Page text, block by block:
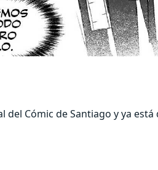
Cómic de Santiago y ya